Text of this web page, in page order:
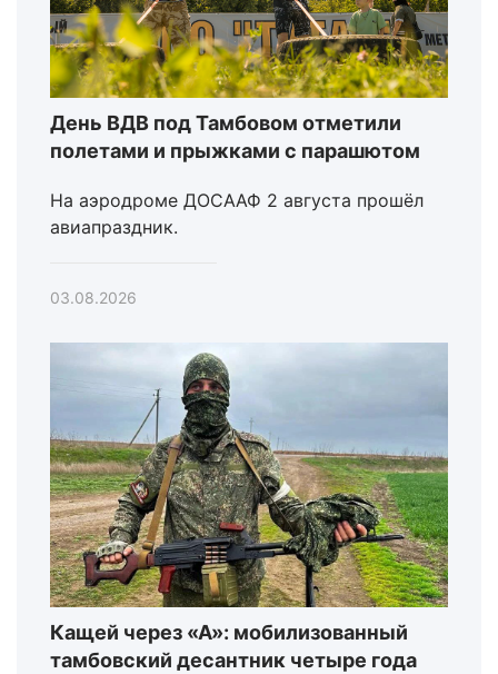
День ВДВ под Тамбовом отметили
полетами и прыжками с парашютом
На аэродроме ДОСААФ 2 августа прошёл
авиапраздник.
03.08.2026
Кащей через «А»: мобилизованный
тамбовский десантник четыре года